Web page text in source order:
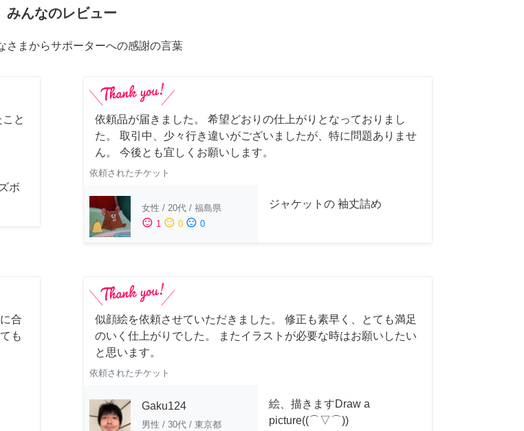
みんなのレビュー
さまからサポーターへの感謝の言葉
と
ボ
依頼品が届きました。 希望どおりの仕上がりとなっておりまし
た。 取引中、少々行き違いがございましたが、特に問題ありませ
ん。 今後とも宜しくお願いします。
依頼されたチケット
女性 / 20代 / 福島県
sentiment_satisfied 1 sentiment_neutral 0 sentiment_dissatisfied 0
ジャケットの 袖丈詰め
合
も
似顔絵を依頼させていただきました。 修正も素早く、とても満足
のいく仕上がりでした。 またイラストが必要な時はお願いしたい
と思います。
依頼されたチケット
Gaku124
男性 / 30代 / 東京都
絵、描きますDraw a
picture((⌒▽⌒))